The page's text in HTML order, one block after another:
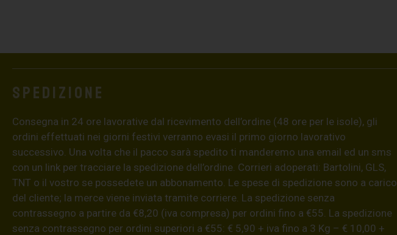
Spedizione
Consegna in 24 ore lavorative dal ricevimento dell’ordine (48 ore per le isole), gli
ordini effettuati nei giorni festivi verranno evasi il primo giorno lavorativo
successivo. Una volta che il pacco sarà spedito ti manderemo una email ed un sms
con un link per tracciare la spedizione dell’ordine. Corrieri adoperati: Bartolini, GLS,
TNT o il vostro se possedete un abbonamento. Le spese di spedizione sono a carico
del cliente; la merce viene inviata tramite corriere. La spedizione senza
contrassegno a partire da €8,20 (iva compresa) per ordini fino a €55. La spedizione
senza contrassegno per ordini superiori a €55: € 5,90 + iva fino a 3 Kg – € 10,00 +